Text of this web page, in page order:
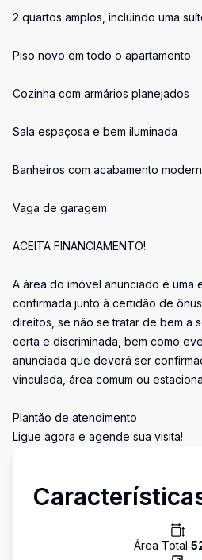
2 quartos amplos, incluindo uma
Piso novo em todo o apartamento
Cozinha com armários planejados
Sala espaçosa e bem iluminada
Banheiros com acabamento
Vaga de garagem
ACEITA FINANCIAMENTO!
A área do imóvel anunciado é uma
confirmada junto à certidão de
direitos, se não se tratar de bem a
certa e discriminada, bem como
anunciada que deverá ser
vinculada, área comum ou
Plantão de atendimento
Ligue agora e agende sua visita!
Área Total